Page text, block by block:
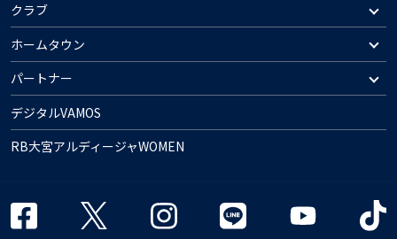
クラブ
ホームタウン
パートナー
デジタルVAMOS
RB大宮アルディージャWOMEN